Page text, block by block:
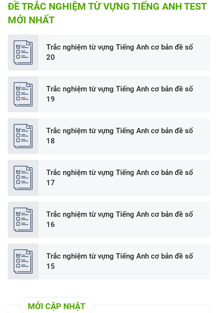
ĐỀ TRẮC NGHIỆM TỪ VỰNG TIẾNG ANH TEST
MỚI NHẤT
Trắc nghiệm từ vựng Tiếng Anh cơ bản đề số
20
Trắc nghiệm từ vựng Tiếng Anh cơ bản đề số
19
Trắc nghiệm từ vựng Tiếng Anh cơ bản đề số
18
Trắc nghiệm từ vựng Tiếng Anh cơ bản đề số
17
Trắc nghiệm từ vựng Tiếng Anh cơ bản đề số
16
Trắc nghiệm từ vựng Tiếng Anh cơ bản đề số
15
MỚI CẬP NHẬT